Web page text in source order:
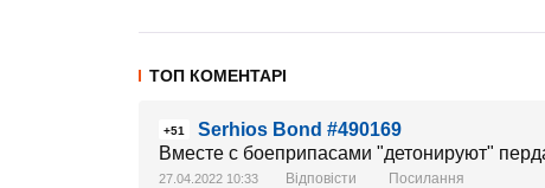
ТОП КОМЕНТАРІ
+51
Serhios Bond #490169
Вместе с боеприпасами "детонируют"
27.04.2022 10:33 Відповісти Посилання